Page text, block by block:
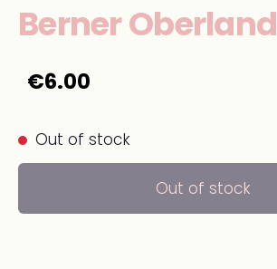
Berner Oberland
€6.00
Out of stock
Out of stock